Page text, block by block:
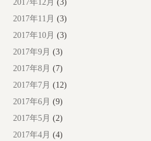
2017年12月 (3)
2017年11月 (3)
2017年10月 (3)
2017年9月 (3)
2017年8月 (7)
2017年7月 (12)
2017年6月 (9)
2017年5月 (2)
2017年4月 (4)